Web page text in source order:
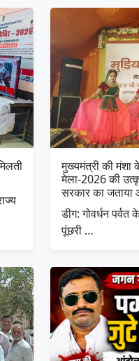
मुख्यमंत्री की मंशा
मेला-2026 की
सरकार का जताया
डीग: गोवर्धन पर्वत
पूंछरी …